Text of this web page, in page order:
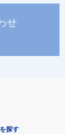
せ
探す